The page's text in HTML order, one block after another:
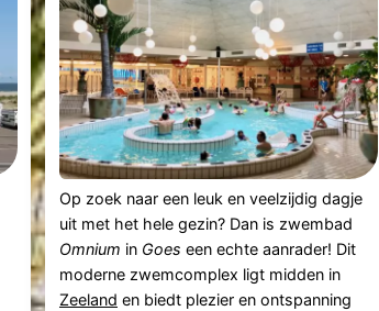
Op zoek naar een leuk en veelzijdig dagje
uit met het hele gezin? Dan is zwembad
Omnium in Goes een echte aanrader! Dit
moderne zwemcomplex ligt midden in
Zeeland en biedt plezier en ontspanning